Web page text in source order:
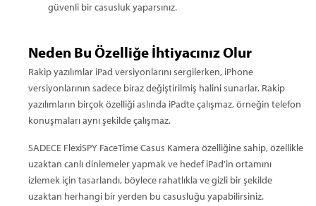
güvenli bir casusluk yaparsınız.
Neden Bu Özelliğe İhtiyacınız Olur
Rakip yazılımlar iPad versiyonlarını sergilerken, iPhone
versiyonlarının sadece biraz değiştirilmiş halini sunarlar. Rakip
yazılımların birçok özelliği aslında iPadte çalışmaz, örneğin telefon
konuşmaları aynı şekilde çalışmaz.
SADECE FlexiSPY FaceTime Casus Kamera özelliğine sahip, özellikle
uzaktan canlı dinlemeler yapmak ve hedef iPad'in ortamını
izlemek için tasarlandı, böylece rahatlıkla ve gizli bir şekilde
uzaktan herhangi bir yerden bu casusluğu yapabilirsiniz.